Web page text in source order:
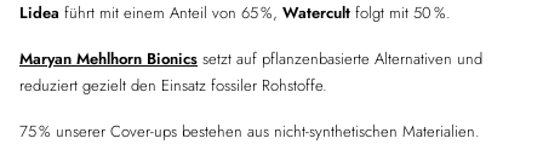
Lidea führt mit einem Anteil von 65 %, Watercult folgt mit 50 %.
Maryan Mehlhorn Bionics setzt auf pflanzenbasierte Alternativen und
reduziert gezielt den Einsatz fossiler Rohstoffe.
75 % unserer Cover-ups bestehen aus nicht-synthetischen Materialien.